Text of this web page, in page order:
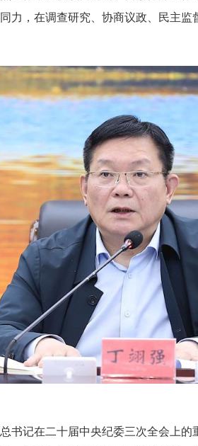
力，在调查研究、协商议政、民主
书记在二十届中央纪委三次全会上